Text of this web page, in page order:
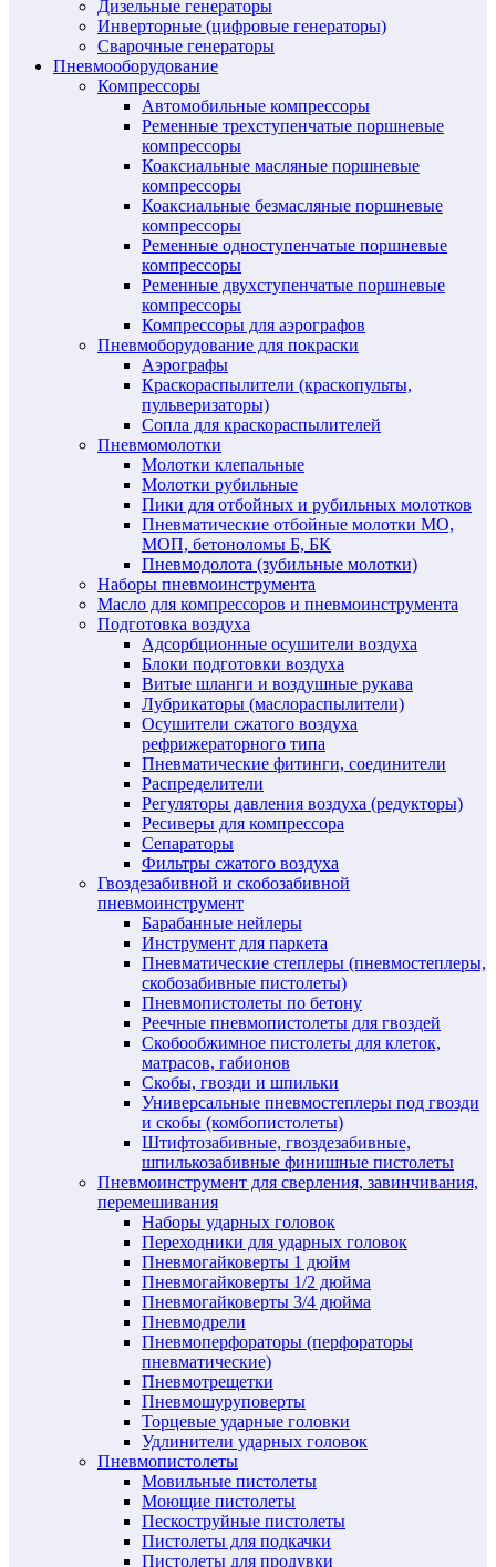
Дизельные генераторы
Инверторные (цифровые генераторы)
Сварочные генераторы
Пневмооборудование
Компрессоры
Автомобильные компрессоры
Ременные трехступенчатые поршневые
компрессоры
Коаксиальные масляные поршневые
компрессоры
Коаксиальные безмасляные поршневые
компрессоры
Ременные одноступенчатые поршневые
компрессоры
Ременные двухступенчатые поршневые
компрессоры
Компрессоры для аэрографов
Пневмоборудование для покраски
Аэрографы
Краскораспылители (краскопульты,
пульверизаторы)
Сопла для краскораспылителей
Пневмомолотки
Молотки клепальные
Молотки рубильные
Пики для отбойных и рубильных молотков
Пневматические отбойные молотки МО,
МОП, бетоноломы Б, БК
Пневмодолота (зубильные молотки)
Наборы пневмоинструмента
Масло для компрессоров и пневмоинструмента
Подготовка воздуха
Адсорбционные осушители воздуха
Блоки подготовки воздуха
Витые шланги и воздушные рукава
Лубрикаторы (маслораспылители)
Осушители сжатого воздуха
рефрижераторного типа
Пневматические фитинги, соединители
Распределители
Регуляторы давления воздуха (редукторы)
Ресиверы для компрессора
Сепараторы
Фильтры сжатого воздуха
Гвоздезабивной и скобозабивной
пневмоинструмент
Барабанные нейлеры
Инструмент для паркета
Пневматические степлеры (пневмостеплеры,
скобозабивные пистолеты)
Пневмопистолеты по бетону
Реечные пневмопистолеты для гвоздей
Скобообжимное пистолеты для клеток,
матрасов, габионов
Скобы, гвозди и шпильки
Универсальные пневмостеплеры под гвозди
и скобы (комбопистолеты)
Штифтозабивные, гвоздезабивные,
шпилькозабивные финишные пистолеты
Пневмоинструмент для сверления, завинчивания,
перемешивания
Наборы ударных головок
Переходники для ударных головок
Пневмогайковерты 1 дюйм
Пневмогайковерты 1/2 дюйма
Пневмогайковерты 3/4 дюйма
Пневмодрели
Пневмоперфораторы (перфораторы
пневматические)
Пневмотрещетки
Пневмошуруповерты
Торцевые ударные головки
Удлинители ударных головок
Пневмопистолеты
Мовильные пистолеты
Моющие пистолеты
Пескоструйные пистолеты
Пистолеты для подкачки
Пистолеты для продувки